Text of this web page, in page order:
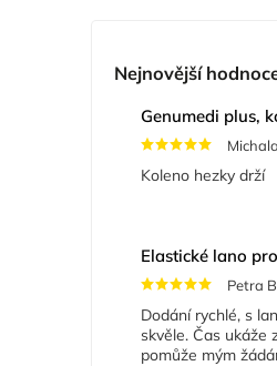
Nejnovější
Koleno hezky drží
Petra
Dodání rychlé, s
skvěle. Čas ukáže
pomůže mým